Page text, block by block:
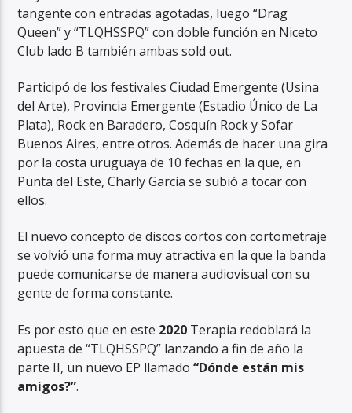
tangente con entradas agotadas, luego “Drag
Queen” y “TLQHSSPQ” con doble función en Niceto
Club lado B también ambas sold out.
Participó de los festivales Ciudad Emergente (Usina
del Arte), Provincia Emergente (Estadio Único de La
Plata), Rock en Baradero, Cosquín Rock y Sofar
Buenos Aires, entre otros. Además de hacer una gira
por la costa uruguaya de 10 fechas en la que, en
Punta del Este, Charly García se subió a tocar con
ellos.
El nuevo concepto de discos cortos con cortometraje
se volvió una forma muy atractiva en la que la banda
puede comunicarse de manera audiovisual con su
gente de forma constante.
Es por esto que en este 2020 Terapia redoblará la
apuesta de “TLQHSSPQ” lanzando a fin de año la
parte II, un nuevo EP llamado“Dónde están mis
amigos?”.